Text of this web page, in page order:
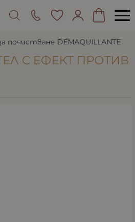
почистване DÉMAQUILLANTE
С ЕФЕКТ ПРОТИВ